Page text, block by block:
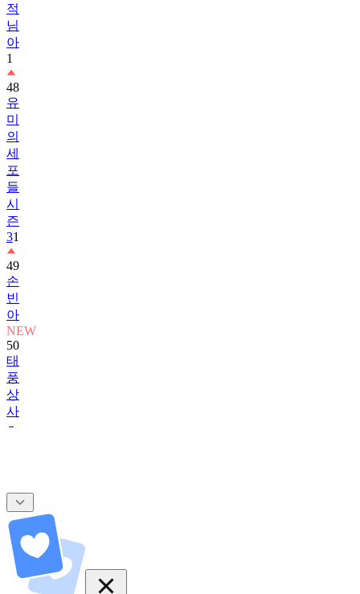
적
님
아
1
48
유
미
의
세
포
들
시
즌
31
49
손
빈
아
NEW
50
태
풍
상
사